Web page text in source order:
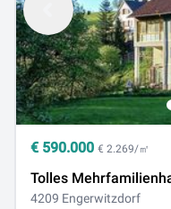
€ 590.000 € 2.269/㎡
Tolles
4209 Engerwitzdorf